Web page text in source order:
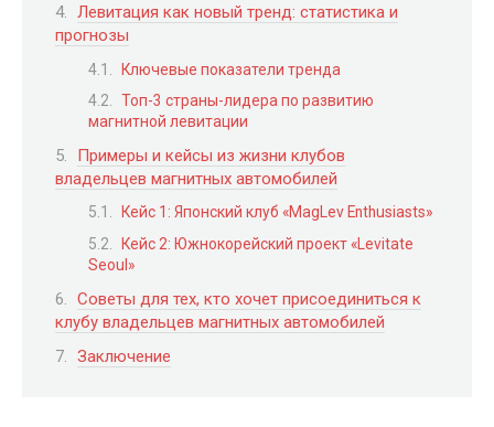
Левитация как новый тренд: статистика и
прогнозы
Ключевые показатели тренда
Топ-3 страны-лидера по развитию
магнитной левитации
Примеры и кейсы из жизни клубов
владельцев магнитных автомобилей
Кейс 1: Японский клуб «MagLev Enthusiasts»
Кейс 2: Южнокорейский проект «Levitate
Seoul»
Советы для тех, кто хочет присоединиться к
клубу владельцев магнитных автомобилей
Заключение